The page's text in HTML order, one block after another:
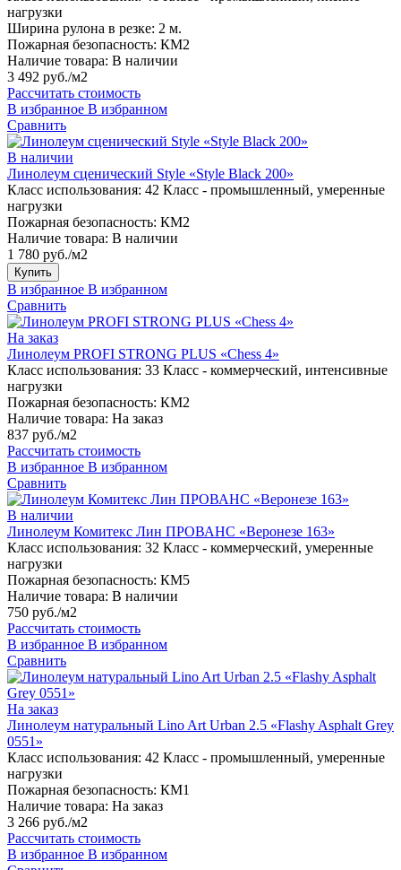
нагрузки
Ширина рулона в резке: 2 м.
Пожарная безопасность: КМ2
Наличие товара: В наличии
3 492 руб./м2
Рассчитать стоимость
В избранное В избранном
Сравнить
В наличии
Линолеум сценический Style «Style Black 200»
Класс использования: 42 Класс - промышленный, умеренные
нагрузки
Пожарная безопасность: КМ2
Наличие товара: В наличии
1 780 руб./м2
Купить
В избранное В избранном
Сравнить
На заказ
Линолеум PROFI STRONG PLUS «Chess 4»
Класс использования: 33 Класс - коммерческий, интенсивные
нагрузки
Пожарная безопасность: КМ2
Наличие товара: На заказ
837 руб./м2
Рассчитать стоимость
В избранное В избранном
Сравнить
В наличии
Линолеум Комитекс Лин ПРОВАНС «Веронезе 163»
Класс использования: 32 Класс - коммерческий, умеренные
нагрузки
Пожарная безопасность: КМ5
Наличие товара: В наличии
750 руб./м2
Рассчитать стоимость
В избранное В избранном
Сравнить
На заказ
Линолеум натуральный Lino Art Urban 2.5 «Flashy Asphalt Grey
0551»
Класс использования: 42 Класс - промышленный, умеренные
нагрузки
Пожарная безопасность: КМ1
Наличие товара: На заказ
3 266 руб./м2
Рассчитать стоимость
В избранное В избранном